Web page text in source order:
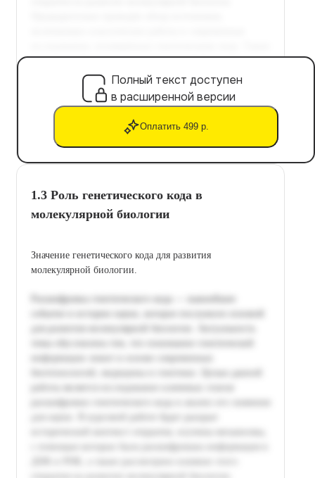
Полный текст доступен
в расширенной версии
Оплатить 499 р.
1.3 Роль генетического кода в
молекулярной биологии
Значение генетического кода для развития
молекулярной биологии.